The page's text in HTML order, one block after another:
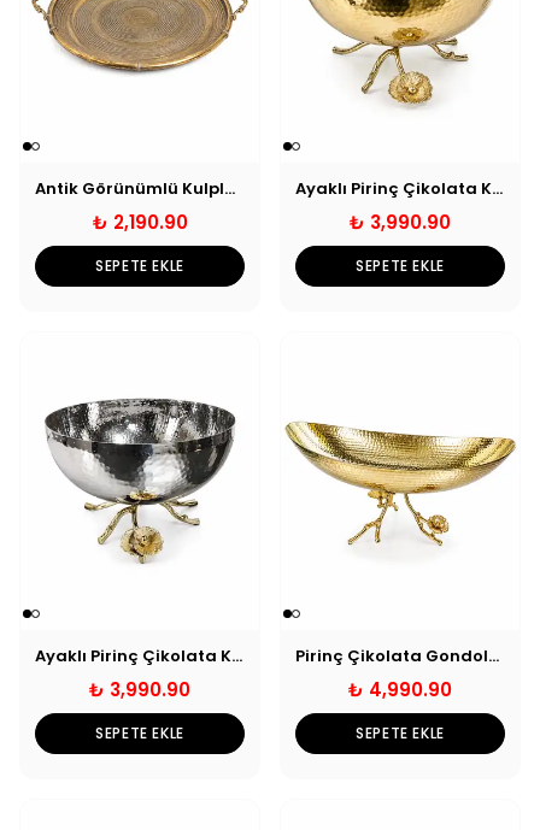
Antik Görünümlü Kulplu Dekoratif Tepsi - Büyük
₺ 2,190.90
SEPETE EKLE
Ayaklı Pirinç Çikolata Kasesi - Gold
₺ 3,990.90
SEPETE EKLE
Ayaklı Pirinç Çikolata Kasesi - Gümüş
₺ 3,990.90
SEPETE EKLE
Pirinç Çikolata Gondolu - Gold
₺ 4,990.90
SEPETE EKLE